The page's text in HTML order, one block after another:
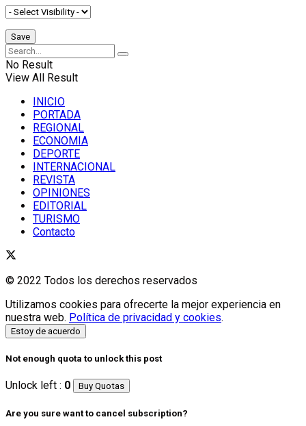
No Result
View All Result
INICIO
PORTADA
REGIONAL
ECONOMIA
DEPORTE
INTERNACIONAL
REVISTA
OPINIONES
EDITORIAL
TURISMO
Contacto
© 2022 Todos los derechos reservados
Utilizamos cookies para ofrecerte la mejor experiencia en
nuestra web. Política de privacidad y cookies.
Estoy de acuerdo
Not enough quota to unlock this post
Unlock left : 0 Buy Quotas
Are you sure want to cancel subscription?